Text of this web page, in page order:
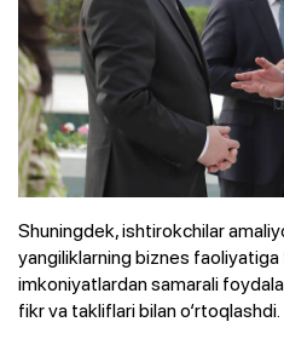
Shuningdek, ishtirokchilar
yangiliklarning biznes faoliyatiga
imkoniyatlardan samarali
fikr va takliflari bilan o‘rtoqlashdi.